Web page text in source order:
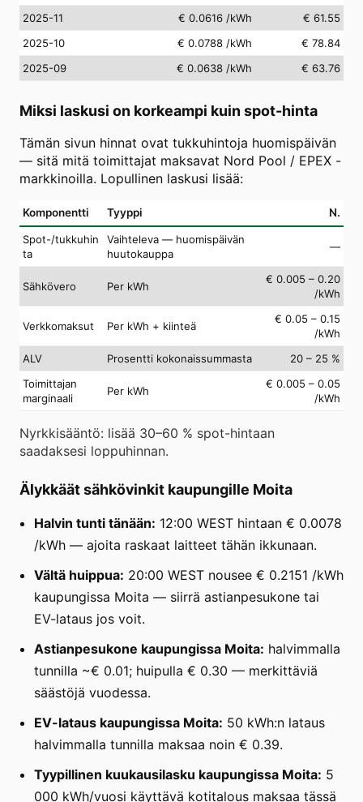
2025-11
€ 0.0616 /kWh
€ 61.55
2025-10
€ 0.0788 /kWh
€ 78.84
2025-09
€ 0.0638 /kWh € 63.76
Miksi laskusi on korkeampi kuin spot-hinta
Tämän sivun hinnat ovat tukkuhintoja huomispäivän
— sitä mitä toimittajat maksavat Nord Pool / EPEX -
markkinoilla. Lopullinen laskusi lisää:
Komponentti Tyyppi N.
Spot-/tukkuhin
ta
Vaihteleva — huomispäivän
huutokauppa
—
Sähkövero Per kWh
€ 0.005 – 0.20
/kWh
Verkkomaksut Per kWh + kiinteä
€ 0.05 – 0.15
/kWh
ALV
Prosentti kokonaissummasta
20 – 25 %
Toimittajan
marginaali
Per kWh
€ 0.005 – 0.05
/kWh
Nyrkkisääntö: lisää 30–60 % spot-hintaan
saadaksesi loppuhinnan.
Älykkäät sähkövinkit kaupungille Moita
Halvin tunti tänään: 12:00 WEST hintaan € 0.0078
/kWh — ajoita raskaat laitteet tähän ikkunaan.
Vältä huippua: 20:00 WEST nousee € 0.2151 /kWh
kaupungissa Moita — siirrä astianpesukone tai
EV-lataus jos voit.
Astianpesukone kaupungissa Moita: halvimmalla
tunnilla ~€ 0.01; huipulla € 0.30 — merkittäviä
säästöjä vuodessa.
EV-lataus kaupungissa Moita: 50 kWh:n lataus
halvimmalla tunnilla maksaa noin € 0.39.
Tyypillinen kuukausilasku kaupungissa Moita: 5
000 kWh/vuosi käyttävä kotitalous maksaa tässä